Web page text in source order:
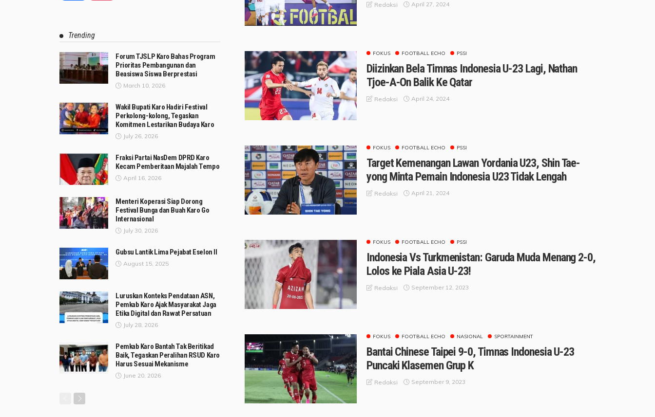
Redaksi April 27, 2024
FOKUS FOOTBALL ECHO PSSI
Diizinkan Bela Timnas Indonesia U-23 Lagi, Nathan
Tjoe-A-On Balik Ke Qatar
Redaksi April 24, 2024
FOKUS FOOTBALL ECHO PSSI
Target Kemenangan Lawan Yordania U23, Shin Tae-
yong Minta Pemain Indonesia U23 Tidak Lengah
Redaksi April 21, 2024
FOKUS FOOTBALL ECHO PSSI
Indonesia Vs Turkmenistan: Garuda Muda Menang 2-0,
Lolos ke Piala Asia U-23!
Redaksi September 12, 2023
FOKUS FOOTBALL ECHO NASIONAL SPORTAINMENT
Bantai Chinese Taipei 9-0, Timnas Indonesia U-23
Puncaki Klasemen Grup K
Redaksi September 9, 2023
Trending
Forum TJSLP Karo Bahas Program
Prioritas Pembangunan dan
Beasiswa Siswa Berprestasi
March 10, 2026
Wakil Bupati Karo Hadiri Festival
Perkolong-kolong, Tegaskan
Komitmen Lestarikan Budaya Karo
July 26, 2026
Fraksi Partai NasDem DPRD Karo
Kecam Pemberitaan Majalah Tempo
April 16, 2026
Menteri Koperasi Siap Dorong
Festival Bunga dan Buah Karo Go
Internasional
July 30, 2026
Gubsu Lantik Lima Pejabat Eselon II
August 15, 2025
Luruskan Konteks Pendataan ASN,
Pemkab Karo Ajak Masyarakat Jaga
Etika Digital dan Rawat Persatuan
July 28, 2026
Pemkab Karo Bantah Tak Beritikad
Baik, Tegaskan Peralihan RSUD Karo
Harus Sesuai Mekanisme
June 20, 2026